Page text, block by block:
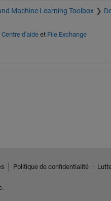
Machine Learning Toolbox
Centre d'aideet File Exchange
Politique de confidentialité